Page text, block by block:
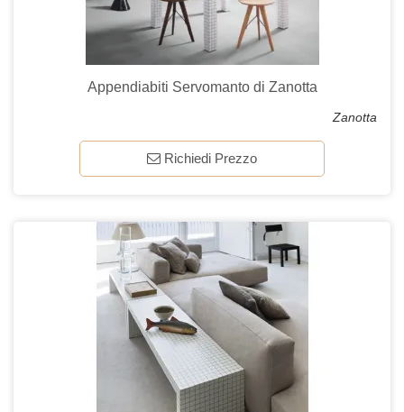
Appendiabiti Servomanto di Zanotta
Zanotta
Richiedi Prezzo